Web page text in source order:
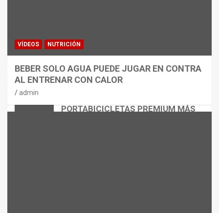
PORTABICICLETAS PREMIUM MÁS
VÍDEOS NUTRICIÓN
BEBER SOLO AGUA PUEDE JUGAR EN CONTRA
AL ENTRENAR CON CALOR
admin